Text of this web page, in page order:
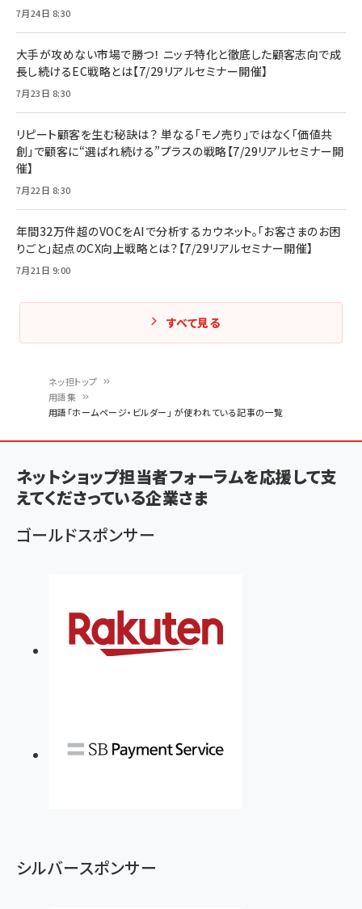
ン
く
ず
ネッ担トップ
用語集
用語「ホームページ・ビルダー」 が使われている記事の一覧
7月24日 8:30
大手が攻めない市場で勝つ！ ニッチ特化と徹底した顧客志向で成
長し続けるEC戦略とは【7/29リアルセミナー開催】
7月23日 8:30
リピート顧客を生む秘訣は？ 単なる「モノ売り」ではなく「価値共
創」で顧客に“選ばれ続ける”プラスの戦略【7/29リアルセミナー開
催】
7月22日 8:30
年間32万件超のVOCをAIで分析するカウネット。「お客さまのお困
りごと」起点のCX向上戦略とは？【7/29リアルセミナー開催】
7月21日 9:00
すべて見る
ネットショップ担当者フォーラムを応援して支
えてくださっている企業さま
ゴールドスポンサー
シルバースポンサー